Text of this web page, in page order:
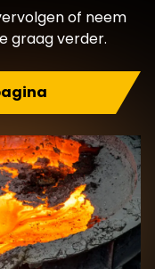
of neem
graag verder.